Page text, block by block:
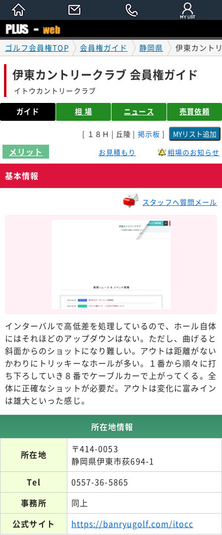
ゴルフ会員権TOP 会員権ガイド 静岡県 伊東カント
伊東カントリークラブ 会員権ガイド
イトウカントリークラブ
ガイド 相 場 ニュース 売買依頼
[ １８Ｈ | 丘陵 | 掲示板 ]
メリット お見積もり 相場のお知らせ
基本情報
スタッフへ質問メール
インターバルで高低差を処理しているので、ホール自体
にはそれほどのアップダウンはない。ただし、曲げると
斜面からのショットになり難しい。アウトは距離がない
かわりにトリッキーなホールが多い。１番から順々に打
ち下ろしていき８番でケーブルカーで上がってくる。全
体に正確なショットが必要だ。アウトは変化に富みイン
は雄大といった感じ。
所在地情報
所在地
〒414-0053
静岡県伊東市荻694-1
Tel
0557-36-5865
事務所
同上
公式サイト
https://banryugolf.com/itocc